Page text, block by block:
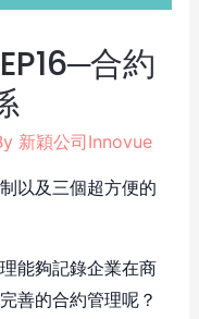
合約
新穎公司Innovue
以及三個超方便的
能夠記錄企業在商
善的合約管理呢？